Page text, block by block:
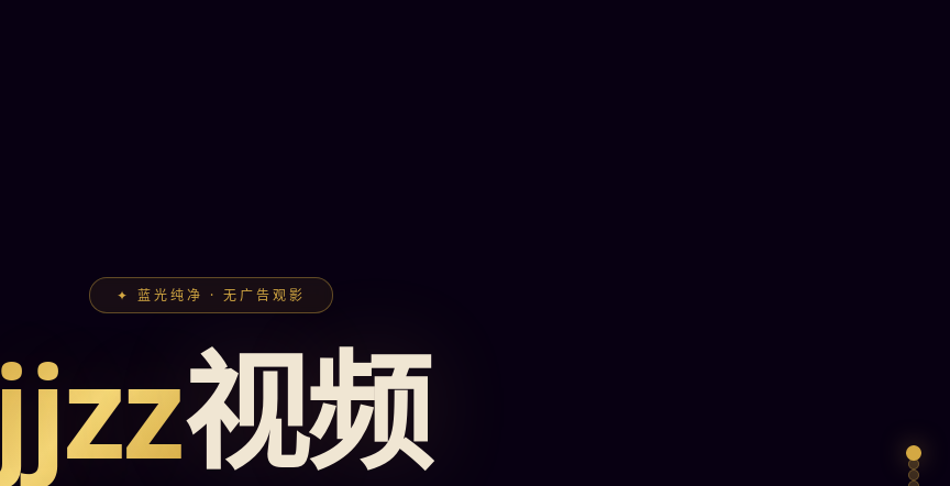
✦ 蓝光纯净 · 无广告观影
jjzz视频